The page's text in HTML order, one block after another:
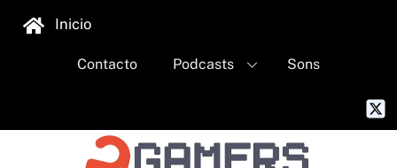
Inicio
Contacto Podcasts Sons